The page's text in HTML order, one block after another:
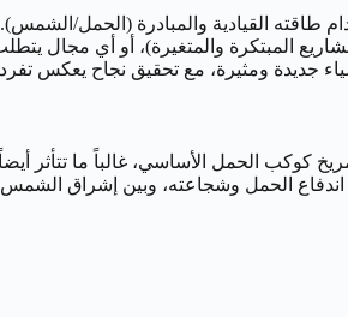
توفر له التنوع، الحركة، التواصل، والكثير من الحرية والاستقلالية (5)، مع إمكانية استخدام
المبتكرة والمتغيرة)، أو أي مجال
جديدة ومثيرة، مع تحقيق نجاح يعكس
الثانية (تقريباً 1-10 أبريل). هذه العشرية، التي يحكمها المريخ كوكب
الحمل وشجاعته، وبين إشراق الشمس